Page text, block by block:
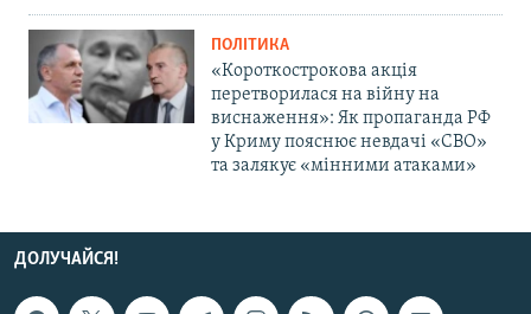
ПОЛІТИКА
«Короткострокова акція
перетворилася на війну на
виснаження»: Як пропаганда РФ
у Криму пояснює невдачі «СВО»
та залякує «мінними атаками»
ДОЛУЧАЙСЯ!